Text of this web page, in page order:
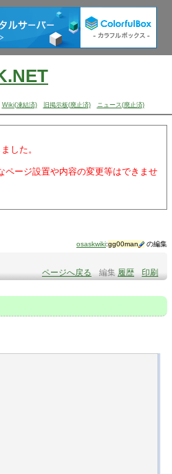
Wiki(凍結済) 旧掲示板(廃止済) ニュース(廃止済)
した。
ページ設置や内容の変更等はできませ
osaskwiki:gg00man の編集
ページへ戻る
編集 履歴 印刷